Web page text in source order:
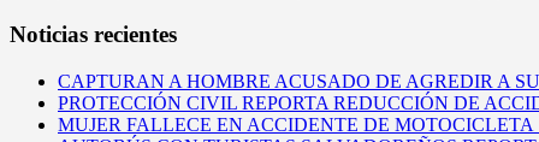
Noticias recientes
CAPTURAN A HOMBRE ACUSADO DE AGREDIR A
PROTECCIÓN CIVIL REPORTA REDUCCIÓN DE
MUJER FALLECE EN ACCIDENTE DE